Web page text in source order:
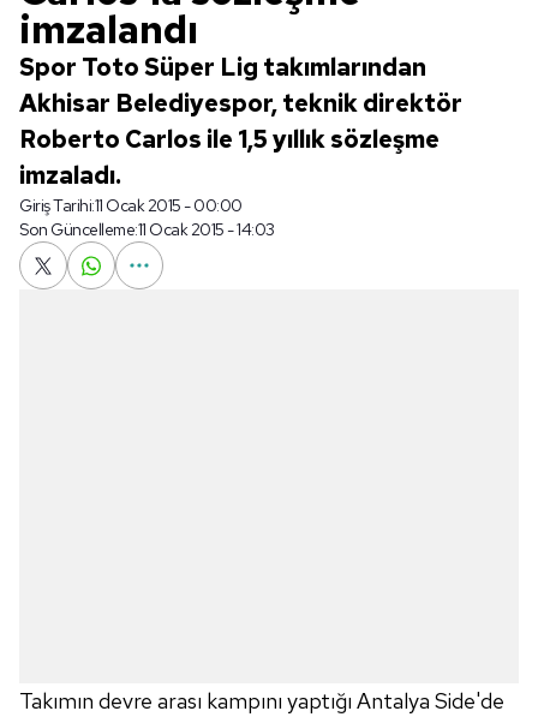
imzalandı
Spor Toto Süper Lig takımlarından
Akhisar Belediyespor, teknik direktör
Roberto Carlos ile 1,5 yıllık sözleşme
imzaladı.
Giriş Tarihi:11 Ocak 2015 - 00:00
Son Güncelleme:11 Ocak 2015 - 14:03
Takımın devre arası kampını yaptığı Antalya Side'de